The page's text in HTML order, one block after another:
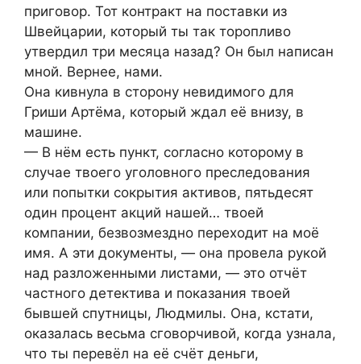
приговор. Тот контракт на поставки из
Швейцарии, который ты так торопливо
утвердил три месяца назад? Он был написан
мной. Вернее, нами.
Она кивнула в сторону невидимого для
Гриши Артёма, который ждал её внизу, в
машине.
— В нём есть пункт, согласно которому в
случае твоего уголовного преследования
или попытки сокрытия активов, пятьдесят
один процент акций нашей… твоей
компании, безвозмездно переходит на моё
имя. А эти документы, — она провела рукой
над разложенными листами, — это отчёт
частного детектива и показания твоей
бывшей спутницы, Людмилы. Она, кстати,
оказалась весьма сговорчивой, когда узнала,
что ты перевёл на её счёт деньги,